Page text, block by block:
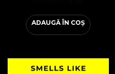
ADAUGĂ ÎN COȘ